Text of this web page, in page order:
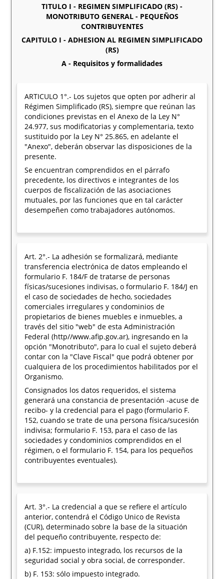
TITULO I - REGIMEN SIMPLIFICADO (RS) -
MONOTRIBUTO GENERAL - PEQUEÑOS
CONTRIBUYENTES
CAPITULO I - ADHESION AL REGIMEN SIMPLIFICADO
(RS)
A - Requisitos y formalidades
ARTICULO 1°.- Los sujetos que opten por adherir al
Régimen Simplificado (RS), siempre que reúnan las
condiciones previstas en el Anexo de la Ley N°
24.977, sus modificatorias y complementaria, texto
sustituido por la Ley N° 25.865, en adelante el
"Anexo", deberán observar las disposiciones de la
presente.
Se encuentran comprendidos en el párrafo
precedente, los directivos e integrantes de los
cuerpos de fiscalización de las asociaciones
mutuales, por las funciones que en tal carácter
desempeñen como trabajadores autónomos.
Art. 2°.- La adhesión se formalizará, mediante
transferencia electrónica de datos empleando el
formulario F. 184/F de tratarse de personas
físicas/sucesiones indivisas, o formulario F. 184/J en
el caso de sociedades de hecho, sociedades
comerciales irregulares y condominios de
propietarios de bienes muebles e inmuebles, a
través del sitio "web" de esta Administración
Federal (http//www.afip.gov.ar), ingresando en la
opción "Monotributo", para lo cual el sujeto deberá
contar con la "Clave Fiscal" que podrá obtener por
cualquiera de los procedimientos habilitados por el
Organismo.
Consignados los datos requeridos, el sistema
generará una constancia de presentación -acuse de
recibo- y la credencial para el pago (formulario F.
152, cuando se trate de una persona física/sucesión
indivisa; formulario F. 153, para el caso de las
sociedades y condominios comprendidos en el
régimen, o el formulario F. 154, para los pequeños
contribuyentes eventuales).
Art. 3°.- La credencial a que se refiere el artículo
anterior, contendrá el Código Unico de Revista
(CUR), determinado sobre la base de la situación
del pequeño contribuyente, respecto de:
a) F.152: impuesto integrado, los recursos de la
seguridad social y obra social, de corresponder.
b) F. 153: sólo impuesto integrado.